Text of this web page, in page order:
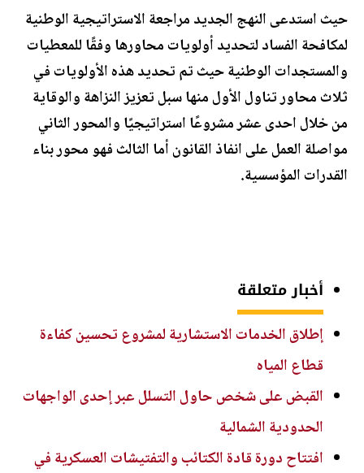
حيث استدعى النهج الجديد مراجعة الاستراتيجية الوطنية
لمكافحة الفساد لتحديد أولويات محاورها وفقًا للمعطيات
والمستجدات الوطنية حيث تم تحديد هذه الأولويات في
ثلاث محاور تناول الأول منها سبل تعزيز النزاهة والوقاية
من خلال احدى عشر مشروعًا استراتيجيًا والمحور الثاني
مواصلة العمل على انفاذ القانون أما الثالث فهو محور بناء
القدرات المؤسسية.
أخبار متعلقة
إطلاق الخدمات الاستشارية لمشروع تحسين كفاءة
قطاع المياه
القبض على شخص حاول التسلل عبر إحدى الواجهات
الحدودية الشمالية
افتتاح دورة قادة الكتائب والتفتيشات العسكرية في